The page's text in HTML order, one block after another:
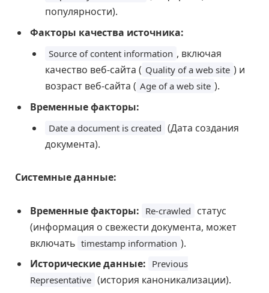
популярности).
Факторы качества источника:
Source of content information , включая
качество веб-сайта ( Quality of a web site ) и
возраст веб-сайта ( Age of a web site ).
Временные факторы:
Date a document is created (Дата создания
документа).
Системные данные:
Временные факторы: Re-crawled статус
(информация о свежести документа, может
включать timestamp information ).
Исторические данные: Previous
Representative (история каноникализации).